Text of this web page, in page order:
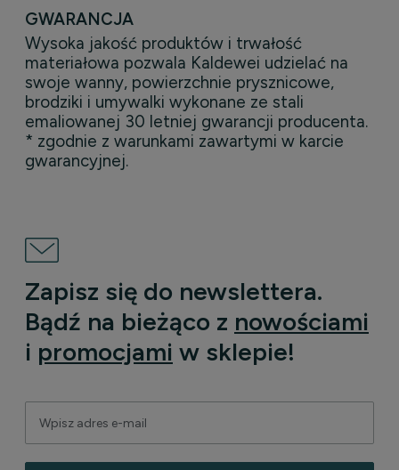
GWARANCJA
Wysoka jakość produktów i trwałość
materiałowa pozwala Kaldewei udzielać na
swoje wanny, powierzchnie prysznicowe,
brodziki i umywalki wykonane ze stali
emaliowanej 30 letniej gwarancji producenta.
* zgodnie z warunkami zawartymi w karcie
gwarancyjnej.
Zapisz się do newslettera.
Bądź na bieżąco z nowościami
i promocjami w sklepie!